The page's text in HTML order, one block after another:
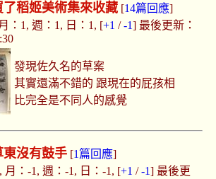
了稻姬美術集來收藏[14篇回應]
：1, 週：1, 日：1, [+1 /-1] 最後更新：
發現佐久名的草案
其實還滿不錯的 跟現在的屁孩相
比完全是不同人的感覺
東沒有鼓手[1篇回應]
月：-1, 週：-1, 日：-1, [+1 /-1] 最後更